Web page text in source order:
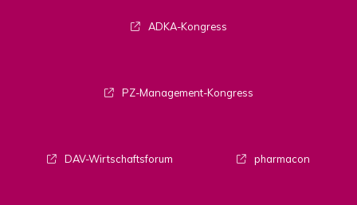
ADKA-Kongress
PZ-Management-Kongress
DAV-Wirtschaftsforum pharmacon